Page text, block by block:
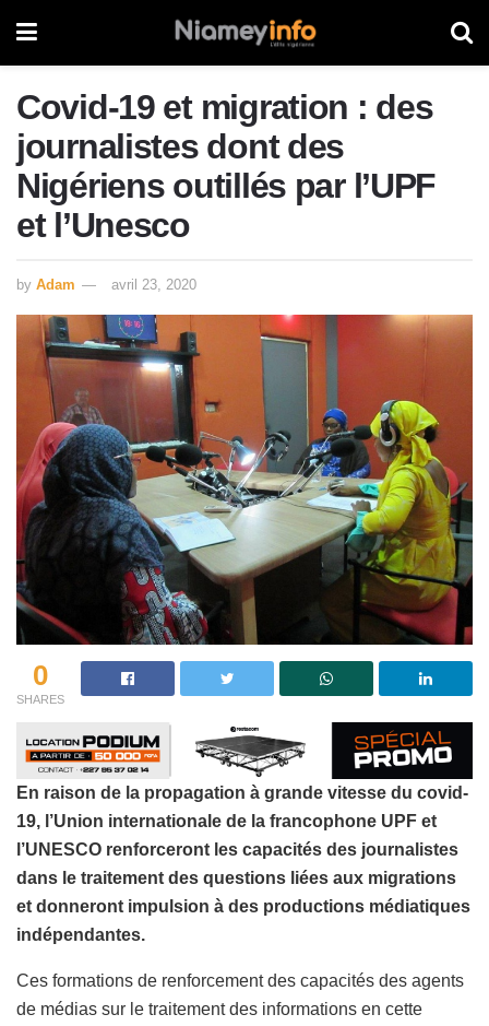
Covid-19 et migration : des
journalistes dont des
Nigériens outillés par l’UPF
et l’Unesco
by Adam avril 23, 2020
0
SHARES
En raison de la propagation à grande vitesse du covid-
19, l’Union internationale de la francophone UPF et
l’UNESCO renforceront les capacités des journalistes
dans le traitement des questions liées aux migrations
et donneront impulsion à des productions médiatiques
indépendantes.
Ces formations de renforcement des capacités des agents
de médias sur le traitement des informations en cette